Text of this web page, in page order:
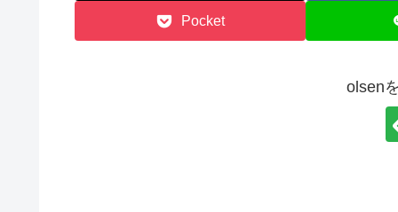
Pocket
olsen